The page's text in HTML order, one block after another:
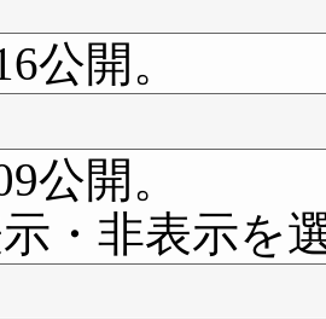
公開。
公開。
・非表示を